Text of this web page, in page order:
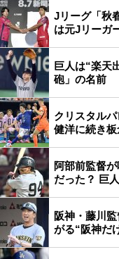
Jリーグ「秋
は元Jリーガ
巨人は“楽天
砲」の名前
クリスタル
健洋に続き
阿部前監督
だった？ 巨
阪神・藤川
がる“阪神だ